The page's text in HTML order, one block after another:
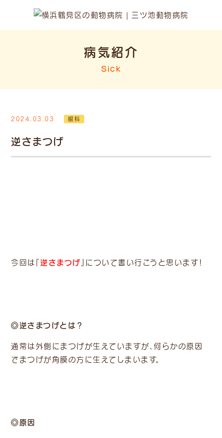
病気紹介
Sick
2024.03.03 眼科
逆さまつげ
今回は『逆さまつげ 』について書い行こうと思います！
◎逆さまつげとは？
通常は外側にまつげが生えていますが、何らかの原因
でまつげが角膜の方に生えてしまいます。
◎原因